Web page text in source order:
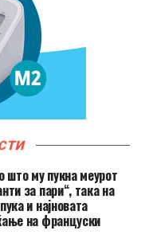
му пукна меурот
за пари“, така на
и најновата
на француски